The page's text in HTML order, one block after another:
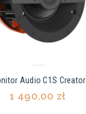
Audio C1S Creator
1 490,00 zł